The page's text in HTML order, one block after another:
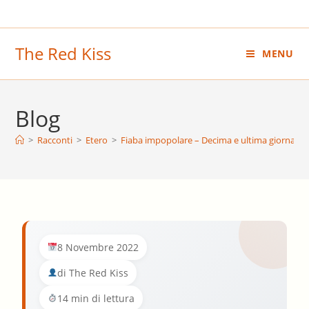
al
The Red Kiss MENU
Blog
> Racconti > Etero > Fiaba impopolare – Decima e ultima giornata
8 Novembre 2022
di The Red Kiss
14 min di lettura